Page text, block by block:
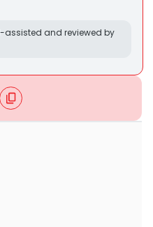
assisted and reviewed by